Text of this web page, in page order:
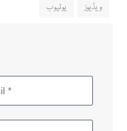
ویڈیوز یوٹیوب